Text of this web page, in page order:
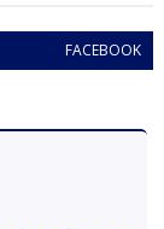
FACEBOOK